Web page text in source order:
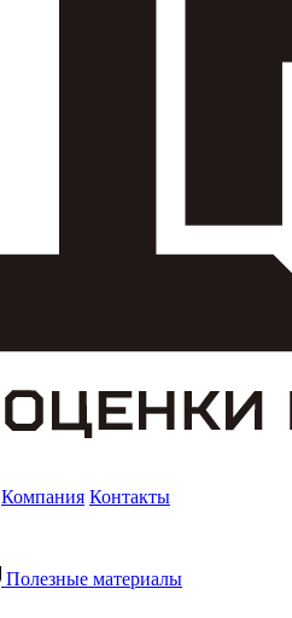
Компания Контакты
Полезные материалы